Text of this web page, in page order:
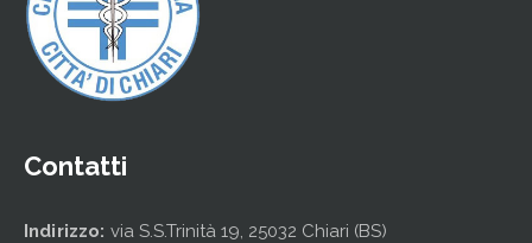
Contatti
Indirizzo: via S.S.Trinità 19, 25032 Chiari (BS)